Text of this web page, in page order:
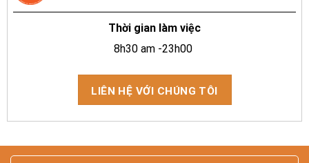
Thời gian làm việc
8h30 am -23h00
LIÊN HỆ VỚI CHÚNG TÔI